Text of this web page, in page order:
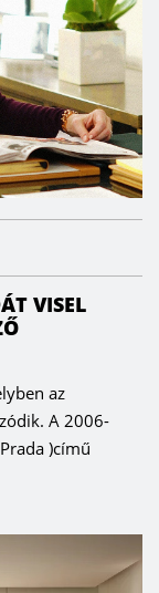
VISEL
az
A 2006-
)című